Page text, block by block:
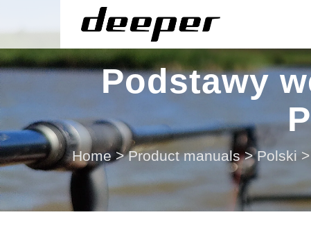
Podstawy
Home > Product manuals > Polski >